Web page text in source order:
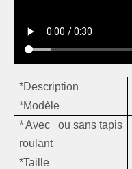
*Description
*Modèle
* Avec ou sans tapis
roulant
*Taille